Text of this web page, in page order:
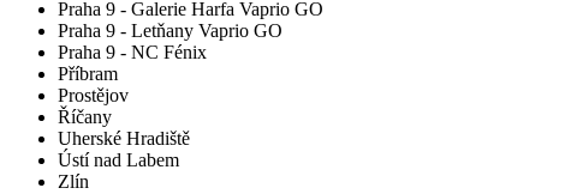
Praha 9 - Galerie Harfa Vaprio GO
Praha 9 - Letňany Vaprio GO
Praha 9 - NC Fénix
Příbram
Prostějov
Říčany
Uherské Hradiště
Ústí nad Labem
Zlín